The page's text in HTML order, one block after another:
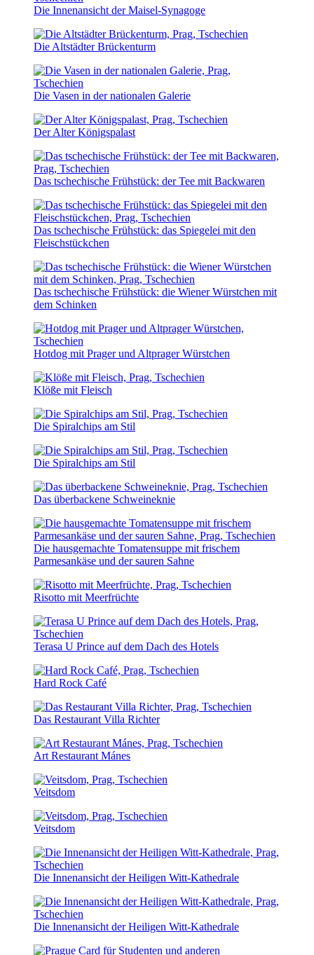
Die Innenansicht der Maisel-Synagoge
Die Altstädter Brückenturm
Die Vasen in der nationalen Galerie
Der Alter Königspalast
Das tschechische Frühstück: der Tee mit Backwaren
Das tschechische Frühstück: das Spiegelei mit den
Fleischstückchen
Das tschechische Frühstück: die Wiener Würstchen mit
dem Schinken
Hotdog mit Prager und Altprager Würstchen
Klöße mit Fleisch
Die Spiralchips am Stil
Die Spiralchips am Stil
Das überbackene Schweineknie
Die hausgemachte Tomatensuppe mit frischem
Parmesankäse und der sauren Sahne
Risotto mit Meerfrüchte
Terasa U Prince auf dem Dach des Hotels
Hard Rock Café
Das Restaurant Villa Richter
Art Restaurant Mánes
Veitsdom
Veitsdom
Die Innenansicht der Heiligen Witt-Kathedrale
Die Innenansicht der Heiligen Witt-Kathedrale